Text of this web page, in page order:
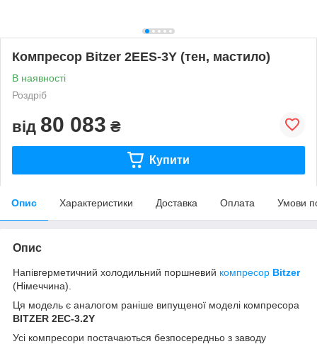
Компресор Bitzer 2EES-3Y (тен, мастило)
В наявності
Роздріб
від 80 083 ₴
Купити
Опис Характеристики Доставка Оплата Умови
Опис
Напівгерметичний холодильний поршневий компресор Bitzer
(Німеччина).
Ця модель є аналогом раніше випущеної моделі компресора
BITZER 2EC-3.2Y
Усі компресори постачаються безпосередньо з заводу